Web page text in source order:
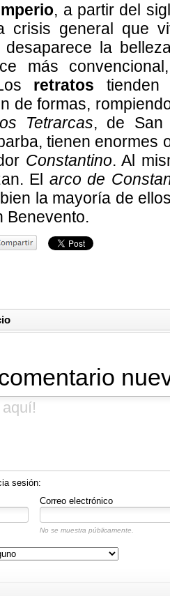
, a partir del
crisis general que
desaparece la
más
retratos
de formas,
Tetrarcas, de San
tienen enormes
Constantino. Al
El arco de
la mayoría de
Benevento.
sesión:
Correo electrónico
No se muestra públicamente.